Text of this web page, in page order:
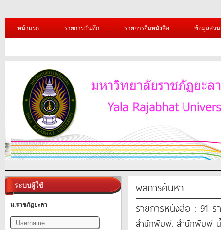
หน้าแรก รายการบันทึก รายการยืมหนังสือ ข้อมูลส่ว
ระบบผู้ใช้
ม.ราชภัฏยะลา
ผลการค้นหา
รายการหนังสือ : 91 ร
สำนักพิมพ์: สำนักพิมพ์